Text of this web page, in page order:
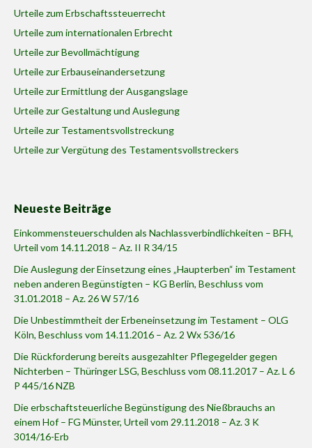
Urteile zum Erbschaftssteuerrecht
Urteile zum internationalen Erbrecht
Urteile zur Bevollmächtigung
Urteile zur Erbauseinandersetzung
Urteile zur Ermittlung der Ausgangslage
Urteile zur Gestaltung und Auslegung
Urteile zur Testamentsvollstreckung
Urteile zur Vergütung des Testamentsvollstreckers
Neueste Beiträge
Einkommensteuerschulden als Nachlassverbindlichkeiten – BFH,
Urteil vom 14.11.2018 – Az. II R 34/15
Die Auslegung der Einsetzung eines „Haupterben“ im Testament
neben anderen Begünstigten – KG Berlin, Beschluss vom
31.01.2018 – Az. 26 W 57/16
Die Unbestimmtheit der Erbeneinsetzung im Testament – OLG
Köln, Beschluss vom 14.11.2016 – Az. 2 Wx 536/16
Die Rückforderung bereits ausgezahlter Pflegegelder gegen
Nichterben – Thüringer LSG, Beschluss vom 08.11.2017 – Az. L 6
P 445/16 NZB
Die erbschaftsteuerliche Begünstigung des Nießbrauchs an
einem Hof – FG Münster, Urteil vom 29.11.2018 – Az. 3 K
3014/16-Erb